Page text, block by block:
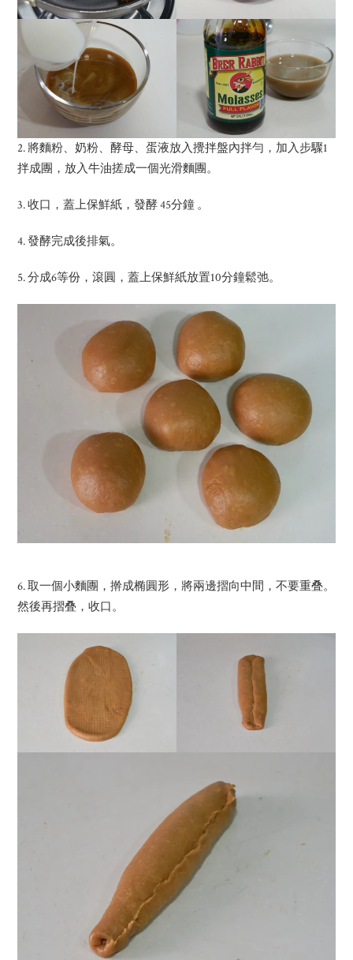
2. 將麵粉、奶粉、酵母、蛋液放入攪拌盤內拌勻，加入步驟1
拌成團，放入牛油搓成一個光滑麵團。
3. 收口，蓋上保鮮紙，發酵 45分鐘 。
4. 發酵完成後排氣。
5. 分成6等份，滾圓，蓋上保鮮紙放置10分鐘鬆弛。
6. 取一個小麵團，擀成椭圓形，將兩邊摺向中間，不要重叠。
然後再摺叠，收口。